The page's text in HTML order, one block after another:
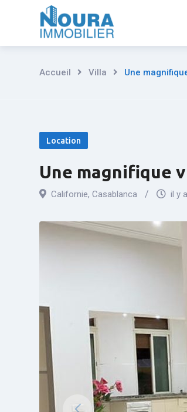
contenu
Accueil Villa Une
Location
Une magnifique
Californie, Casablanca il y